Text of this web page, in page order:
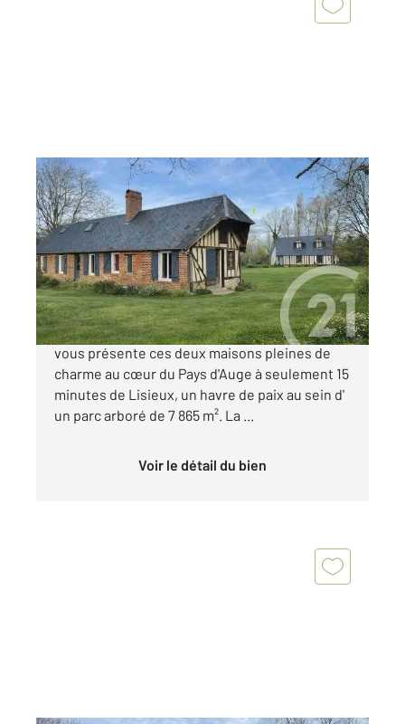
VALORBIQUET 14
124 m2, 7 pièces
Ref : 3315
Maison à vendre
313 000 €
L' agence CENTURY21 Christophe DUCLOS
vous présente ces deux maisons pleines de
charme au cœur du Pays d'Auge à seulement 15
minutes de Lisieux, un havre de paix au sein d'
un parc arboré de 7 865 m². La ...
Voir le détail du bien